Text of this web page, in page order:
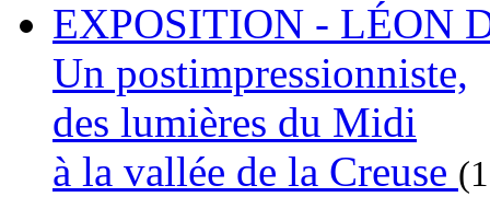
EXPOSITION - LÉON
Un postimpressionniste,
des lumières du Midi
à la vallée de la Creuse